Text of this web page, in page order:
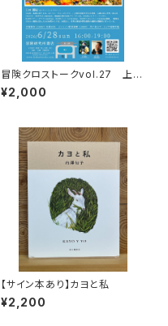
冒険クロストークvol.27 上田
優紀「この星の物語を撮る」録画
視聴権
¥2,000
【サイン本あり】カヨと私
¥2,200